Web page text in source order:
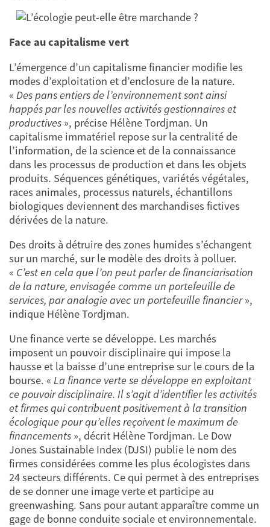
Face au capitalisme vert
L’émergence d’un capitalisme financier modifie les
modes d’exploitation et d’enclosure de la nature.
« Des pans entiers de l’environnement sont ainsi
happés par les nouvelles activités gestionnaires et
productives », précise Hélène Tordjman. Un
capitalisme immatériel repose sur la centralité de
l’information, de la science et de la connaissance
dans les processus de production et dans les objets
produits. Séquences génétiques, variétés végétales,
races animales, processus naturels, échantillons
biologiques deviennent des marchandises fictives
dérivées de la nature.
Des droits à détruire des zones humides s’échangent
sur un marché, sur le modèle des droits à polluer.
« C’est en cela que l’on peut parler de financiarisation
de la nature, envisagée comme un portefeuille de
services, par analogie avec un portefeuille financier»,
indique Hélène Tordjman.
Une finance verte se développe. Les marchés
imposent un pouvoir disciplinaire qui impose la
hausse et la baisse d’une entreprise sur le cours de la
bourse. « La finance verte se développe en exploitant
ce pouvoir disciplinaire. Il s’agit d’identifier les activités
et firmes qui contribuent positivement à la transition
écologique pour qu’elles reçoivent le maximum de
financements », décrit Hélène Tordjman. Le Dow
Jones Sustainable Index (DJSI) publie le nom des
firmes considérées comme les plus écologistes dans
24 secteurs différents. Ce qui permet à des entreprises
de se donner une image verte et participe au
greenwashing. Sans pour autant apparaître comme un
gage de bonne conduite sociale et environnementale.